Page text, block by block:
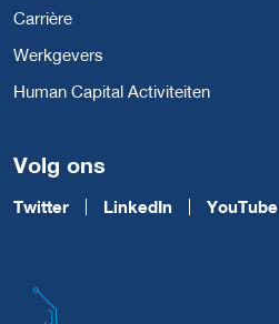
Carrière
Werkgevers
Human Capital Activiteiten
Volg ons
Twitter LinkedIn YouTube